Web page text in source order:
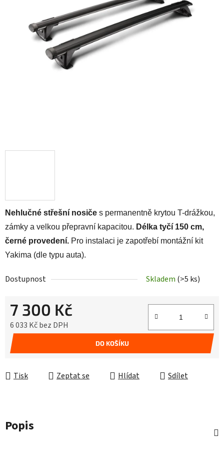
Nehlučné střešní nosiče s permanentně krytou T-drážkou,
zámky a velkou přepravní kapacitou. Délka tyčí 150 cm,
černé provedení. Pro instalaci je zapotřebí montážní kit
Yakima (dle typu auta).
Dostupnost Skladem (>5 ks)
7 300 Kč
6 033 Kč bez DPH
Měrná cena:
DO KOŠÍKU
Tisk Zeptat se Hlídat Sdílet
Popis